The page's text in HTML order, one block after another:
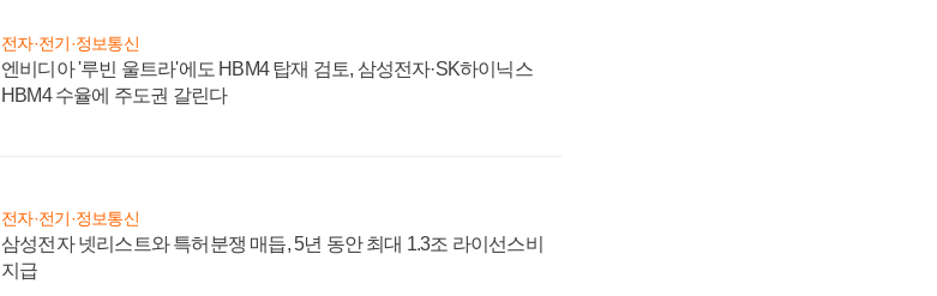
전자·전기·정보통신
엔비디아 '루빈 울트라'에도 HBM4 탑재 검토, 삼성전자·SK하이닉스
HBM4 수율에 주도권 갈린다
전자·전기·정보통신
삼성전자 넷리스트와 특허분쟁 매듭, 5년 동안 최대 1.3조 라이선스비
지급